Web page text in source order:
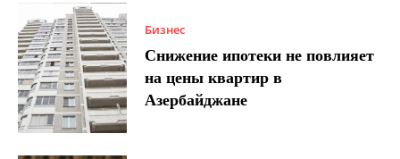
Бизнес
Снижение ипотеки не повлияет
на цены квартир в
Азербайджане